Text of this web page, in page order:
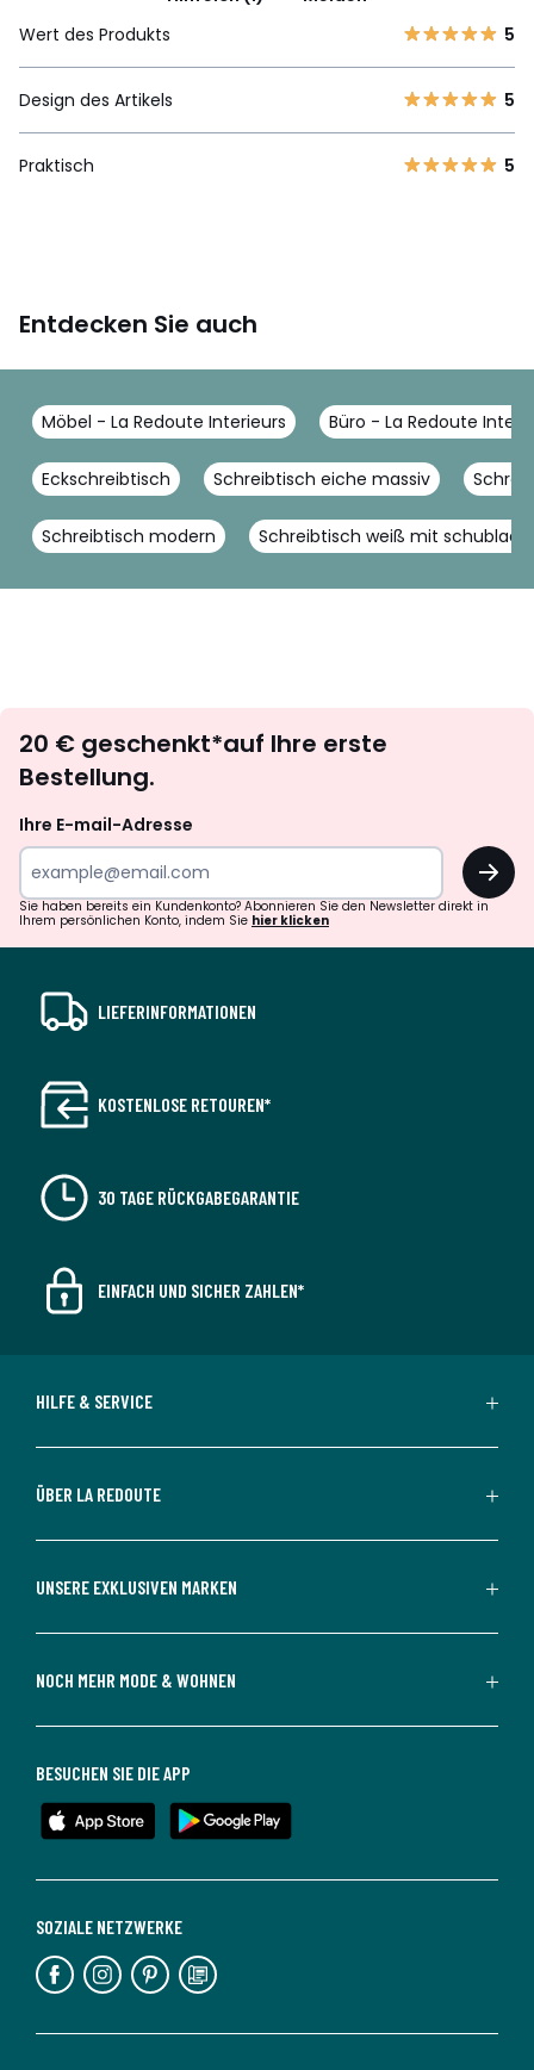
Wert des Produkts
5
Design des Artikels 5
Praktisch 5
Entdecken Sie auch
Möbel - La Redoute Interieurs Büro - La Redoute
Eckschreibtisch Schreibtisch eiche massiv
Schreibtisch modern Schreibtisch weiß mit
abonnieren
20 € geschenkt*auf Ihre erste
Bestellung.
Ihre E-mail-Adresse
OK
Sie haben bereits ein Kundenkonto? Abonnieren Sie den Newsletter direkt in
Ihrem persönlichen Konto, indem Sie hier klicken
LIEFERINFORMATIONEN
KOSTENLOSE RETOUREN*
30 TAGE RÜCKGABEGARANTIE
EINFACH UND SICHER ZAHLEN*
HILFE & SERVICE
ÜBER LA REDOUTE
UNSERE EXKLUSIVEN MARKEN
NOCH MEHR MODE & WOHNEN
SOZIALE NETZWERKE
BESUCHEN SIE DIE APP